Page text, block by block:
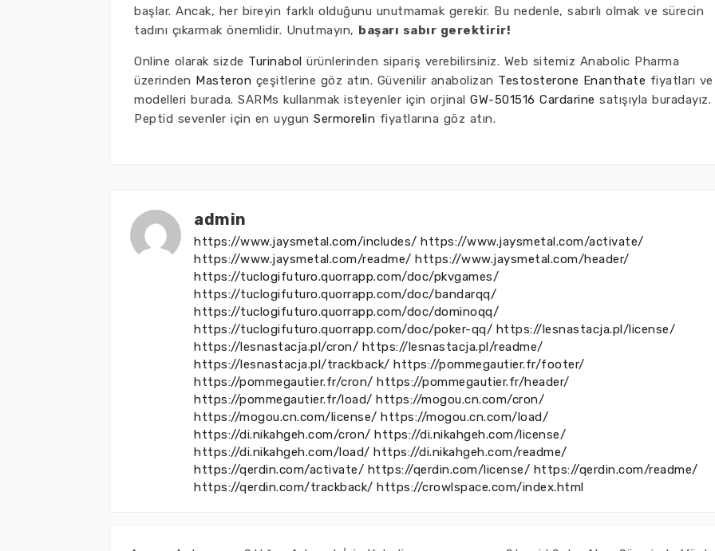
başlar. Ancak, her bireyin farklı olduğunu unutmamak gerekir. Bu nedenle, sabırlı olmak ve sürecin
tadını çıkarmak önemlidir. Unutmayın, başarı sabır gerektirir!
Online olarak sizde Turinabol ürünlerinden sipariş verebilirsiniz. Web sitemiz Anabolic Pharma
üzerinden Masteron çeşitlerine göz atın. Güvenilir anabolizan Testosterone Enanthate fiyatları ve
modelleri burada. SARMs kullanmak isteyenler için orjinal GW-501516 Cardarine satışıyla buradayız.
Peptid sevenler için en uygun Sermorelin fiyatlarına göz atın.
admin
https://www.jaysmetal.com/includes/ https://www.jaysmetal.com/activate/
https://www.jaysmetal.com/readme/ https://www.jaysmetal.com/header/
https://tuclogifuturo.quorrapp.com/doc/pkvgames/
https://tuclogifuturo.quorrapp.com/doc/bandarqq/
https://tuclogifuturo.quorrapp.com/doc/dominoqq/
https://tuclogifuturo.quorrapp.com/doc/poker-qq/ https://lesnastacja.pl/license/
https://lesnastacja.pl/cron/ https://lesnastacja.pl/readme/
https://lesnastacja.pl/trackback/ https://pommegautier.fr/footer/
https://pommegautier.fr/cron/ https://pommegautier.fr/header/
https://pommegautier.fr/load/ https://mogou.cn.com/cron/
https://mogou.cn.com/license/ https://mogou.cn.com/load/
https://di.nikahgeh.com/cron/ https://di.nikahgeh.com/license/
https://di.nikahgeh.com/load/ https://di.nikahgeh.com/readme/
https://qerdin.com/activate/ https://qerdin.com/license/ https://qerdin.com/readme/
https://qerdin.com/trackback/ https://crowlspace.com/index.html